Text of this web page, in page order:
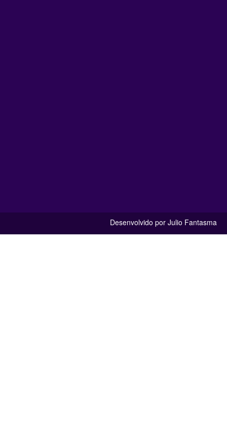
Desenvolvido por Julio Fantasma